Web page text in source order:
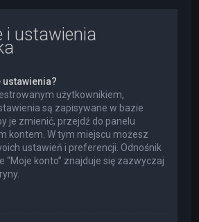
i ustawienia
użytkownikiem,
są zapisywane w bazie
je zmienić, przejdź do panelu
kontem. W tym miejscu możesz
ustawień i preferencji. Odnośnik
“Moje konto” znajduje się zazwyczaj